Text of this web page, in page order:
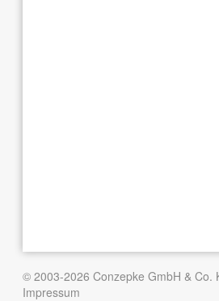
© 2003-2026 Conzepke GmbH & Co.
Impressum